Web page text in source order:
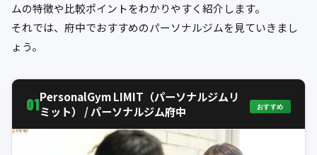
ムの特徴や比較ポイントをわかりやすく紹介します。
それでは、府中でおすすめのパーソナルジムを見ていきまし
ょう。
01PersonalGym LIMIT（パーソナルジムリ
ミット） / パーソナルジム府中
おすすめ